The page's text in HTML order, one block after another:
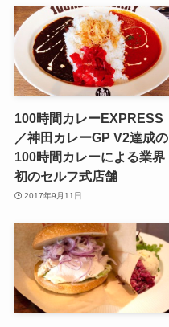
100時間カレーEXPRESS
／神田カレーGP V2達成の
100時間カレーによる業界
初のセルフ式店舗
2017年9月11日